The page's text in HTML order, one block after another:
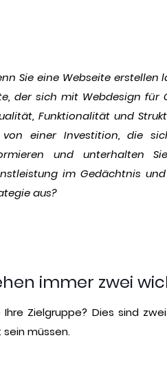
Sie eine Webseite
der sich mit Webdesign für
Funktionalität und
einer Investition, die
und unterhalten
im Gedächtnis
aus?
immer zwei
Zielgruppe? Dies sind
müssen.